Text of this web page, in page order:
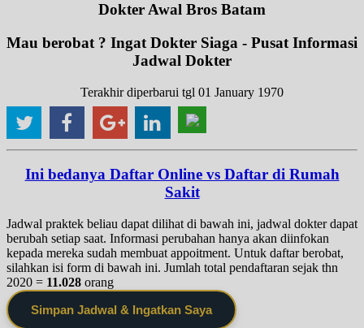
Dokter Awal Bros Batam
Mau berobat ? Ingat Dokter Siaga - Pusat Informasi
Jadwal Dokter
Terakhir diperbarui tgl 01 January 1970
Ini bedanya Daftar Online vs Daftar di Rumah
Sakit
Jadwal praktek beliau dapat dilihat di bawah ini, jadwal dokter dapat
berubah setiap saat. Informasi perubahan hanya akan diinfokan
kepada mereka sudah membuat appoitment. Untuk daftar berobat,
silahkan isi form di bawah ini. Jumlah total pendaftaran sejak thn
2020 = 11.028 orang
Simpan Jadwal & Ingatkan Saya